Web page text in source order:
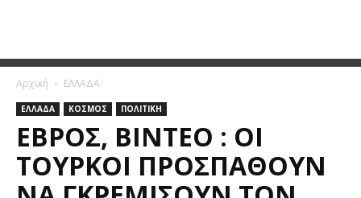
Αρχική ΕΛΛΑΔΑ
ΕΛΛΑΔΑ ΚΟΣΜΟΣ ΠΟΛΙΤΙΚΗ
ΈΒΡΟΣ, ΒΊΝΤΕΟ : ΟΙ
ΤΟΎΡΚΟΙ ΠΡΟΣΠΑΘΟΎΝ